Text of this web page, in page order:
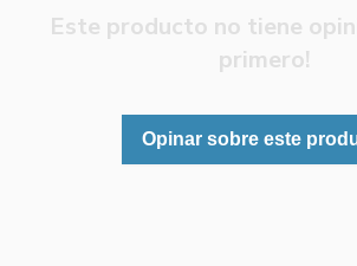
Este producto no tiene
primero!
Opinar sobre este